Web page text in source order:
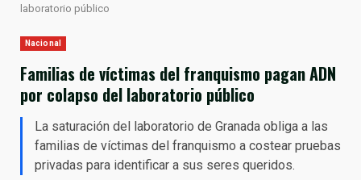
laboratorio público
Nacional
Familias de víctimas del franquismo pagan ADN
por colapso del laboratorio público
La saturación del laboratorio de Granada obliga a las
familias de víctimas del franquismo a costear pruebas
privadas para identificar a sus seres queridos.